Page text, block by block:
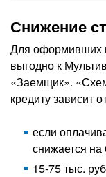
Снижение
Для оформивших
выгодно к
«Заемщик».
кредиту зависит
если
снижается на
15-75 тыс.